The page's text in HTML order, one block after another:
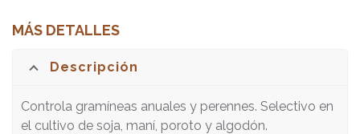
MÁS DETALLES
Descripción
Controla gramíneas anuales y perennes. Selectivo en
el cultivo de soja, maní, poroto y algodón.